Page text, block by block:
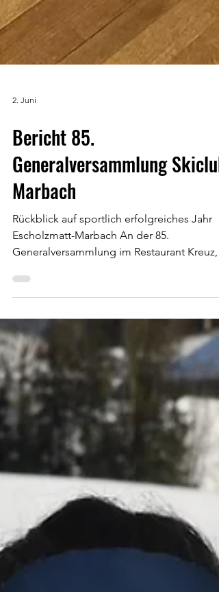
Bericht 85.
Generalversammlung Skiclub
Marbach
Rückblick auf sportlich erfolgreiches Jahr
Escholzmatt-Marbach An der 85.
Generalversammlung im Restaurant Kreuz,
Marbach, blickte der Skiclub Marbach auf
erfolgreiches Vereinsjahr zurück. Präsident
René Thalmann begrüsste 46 Club- und
Ehrenmitglieder. Sowohl die Alpin- als auch
die Nordisch-Abteilung boten den Kindern
und Jugendlichen ein abwechslungsreiches
Trainingsprogramm mit intensiven
nach J+S-Konzept, Teamanlässen, Lager